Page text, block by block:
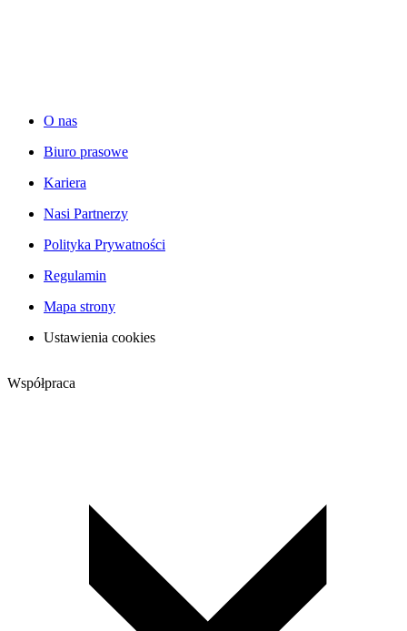
O nas
Biuro prasowe
Kariera
Nasi Partnerzy
Polityka Prywatności
Regulamin
Mapa strony
Ustawienia cookies
Współpraca